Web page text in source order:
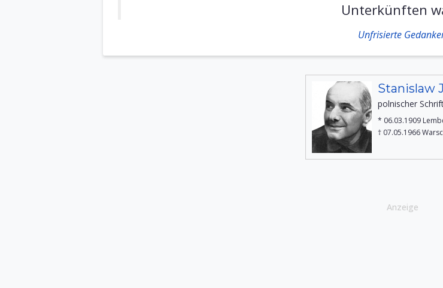
Unterkünften
Unfrisierte
Stanislaw
polnischer
* 06.03.1909
† 07.05.1966
Anzeige